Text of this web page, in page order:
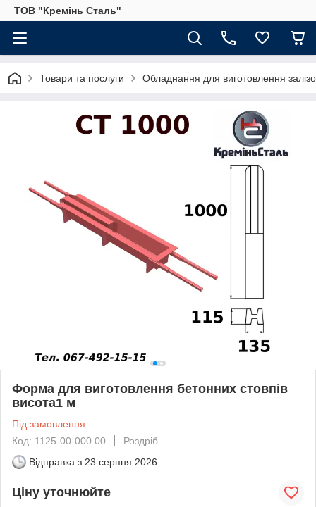
ТОВ "Кремінь Сталь"
Товари та послуги Обладнання для виготовлення
Форма для виготовлення бетонних стовпів
висота1 м
Під замовлення
Код: 1125-00-000.00
Роздріб
Відправка з 23 серпня 2026
Ціну уточнюйте